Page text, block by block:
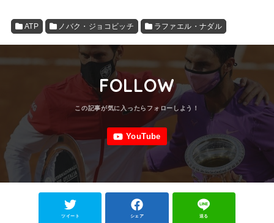
ATP ノバク・ジョコビッチ ラファエル・ナダル
FOLLOW
ツイート シェア 送る